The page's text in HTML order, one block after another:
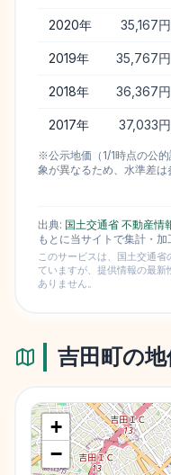
2020年 35,167
2019年 35,767
2018年 36,367
2017年 37,033
※公示地価（1/1時点の公
象が異なるため、水準差は
出典: 国土交通省 不動産情
もとに当サイトで集計・加
このサービスは、国土交通
ていますが、提供情報の最
ありません。
吉田町の
+
−